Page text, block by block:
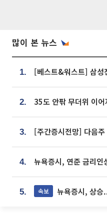
많이 본 뉴스
1.
2.
3.
4.
5. 속보 뉴욕증시, 상